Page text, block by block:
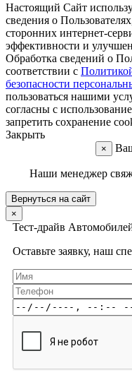
Настоящий Сайт
сведения о
сторонних интернет-
эффективности и
Обработка сведений о
соответствии с
безопасности
пользоваться нашими
согласны с
запретить сохранение
Закрыть
×
Наши менеджер
Вернуться на сайт
×
Тест-драйв
Оставьте заявку, наш